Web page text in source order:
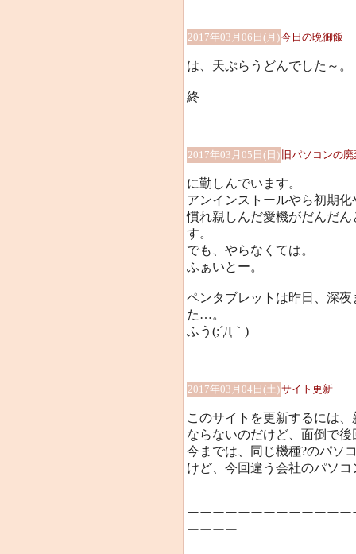
2017年03月06日(月)今日の晩御飯
は、天ぷらうどんでした～。
終
2017年03月05日(日) 旧パソコンの
に勤しんでいます。
アンインストールやら初期
慣れ親しんだ愛機がだんだ
す。
でも、やらなくては。
ふぁいとー。
ペンタブレットは昨日、深
た…。
ふう(;´Д｀)
2017年03月04日(土)サイト更新
このサイトを更新するには
ならないのだけど、面倒で
今までは、同じ機種?のパソ
けど、今回違う会社のパソ
ーーーーーーーーーーーー
ーーーー